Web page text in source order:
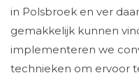
in Polsbroek en ver
gemakkelijk kunnen
implementeren we
technieken om ervoor